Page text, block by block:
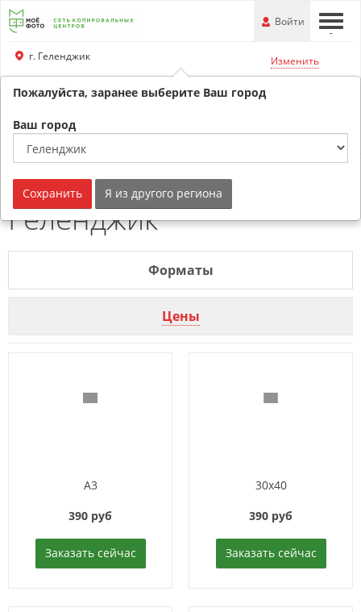
Перейти
основной
информации
---
Войти
г. Геленджик Изменить
Обратный звонок
Печать на пленке г.
Геленджик
Форматы
Цены
A3
390 руб
Заказать сейчас
30x40
390 руб
Заказать сейчас
Пожалуйста, заранее выберите Ваш город
Ваш город
Сохранить Я из другого региона